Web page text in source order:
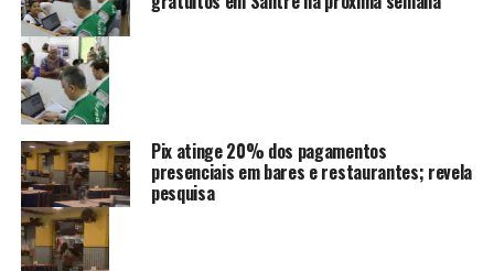
Pix atinge 20% dos pagamentos
presenciais em bares e restaurantes; revela
pesquisa